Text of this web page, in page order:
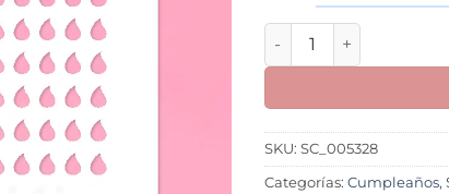
Velitas Cumpleaños
SKU: SC_005328
Categorías: Cumpleaños,